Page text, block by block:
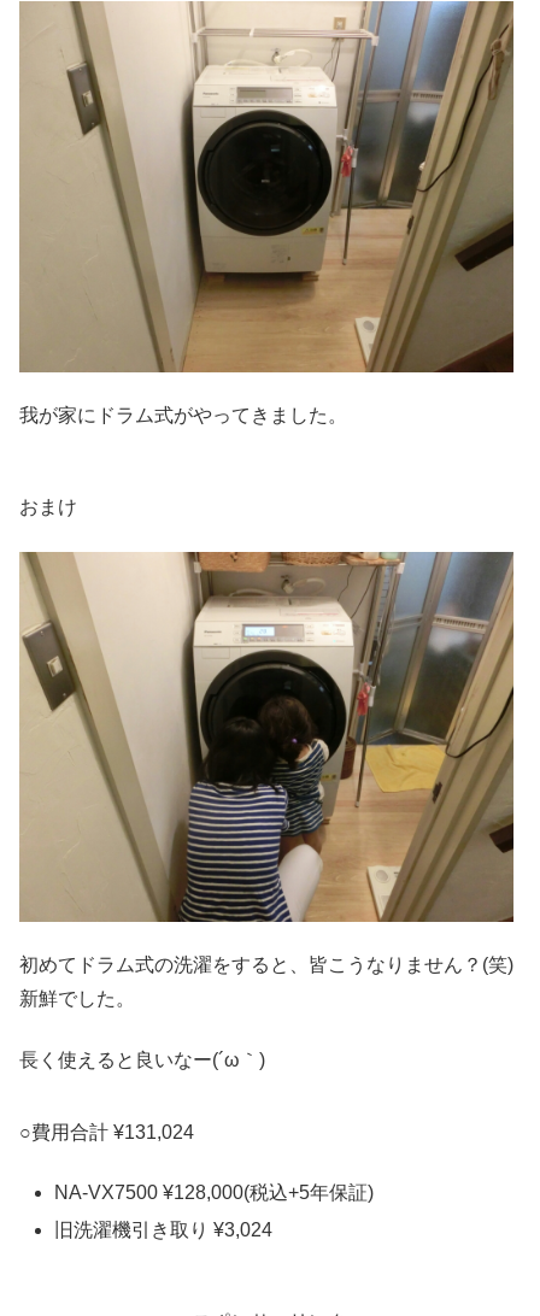
我が家にドラム式がやってきました。
おまけ
初めてドラム式の洗濯をすると、皆こうなりません？(笑)
新鮮でした。
長く使えると良いなー(´ω｀)
○費用合計 ¥131,024
NA-VX7500 ¥128,000(税込+5年保証)
旧洗濯機引き取り ¥3,024